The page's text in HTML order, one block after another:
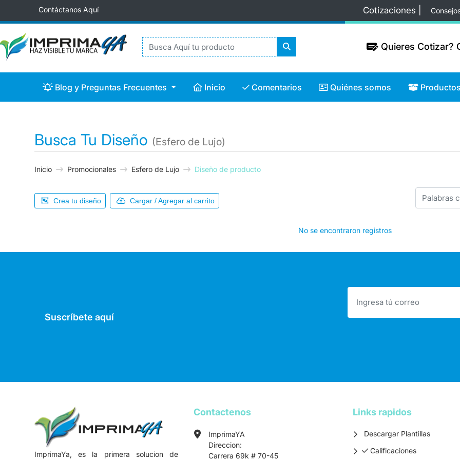
Contáctanos Aquí Cotizaciones |
Quieres Cotizar?
Quieres Cotizar?
Blog y Preguntas Frecuentes
Blog y Preguntas Frecuentes Inicio
Inicio Comentarios
Comentarios Quiénes somos
Quiénes somos Productos
Productos
Busca Tu Diseño (Esfero de Lujo)
Inicio Promocionales Esfero de Lujo Diseño de producto
Crea tu diseño Cargar / Agregar al carrito
No se encontraron registros
Suscríbete aquí
ImprimaYa, es la primera solucion de
Contactenos
ImprimaYA
Direccion:
Carrera 69k # 70-45
Links rapidos
Descargar Plantillas
Calificaciones
Calificaciones